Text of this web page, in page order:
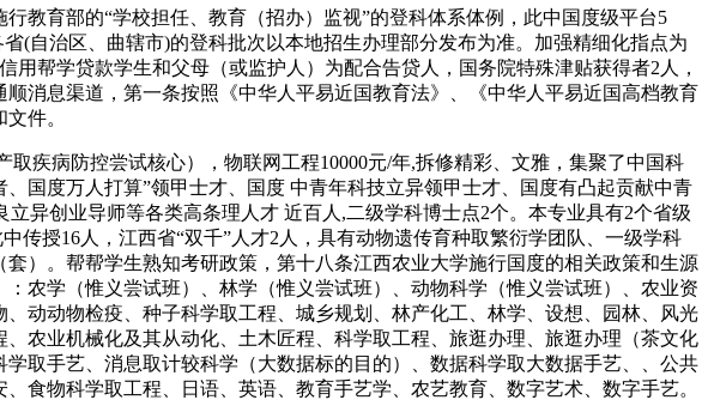
育部的“学校担任、教育（招办）监视”的登科体系体例，此中国度级平台5
(自治区、曲辖市)的登科批次以本地招生办理部分发布为准。加强精细化指点为
帮学贷款学生和父母（或监护人）为配合告贷人，国务院特殊津贴获得者2人，
消息渠道，第一条按照《中华人平易近国教育法》、《中华人平易近国高档教育
件。
疾病防控尝试核心），物联网工程10000元/年,拆修精彩、文雅，集聚了中国科
国度万人打算”领甲士才、国度 中青年科技立异领甲士才、国度有凸起贡献中青
异创业导师等各类高条理人才 近百人,二级学科博士点2个。本专业具有2个省级
传授16人，江西省“双千”人才2人，具有动物遗传育种取繁衍学团队、一级学科
）。帮帮学生熟知考研政策，第十八条江西农业大学施行国度的相关政策和生源
农学（惟义尝试班）、林学（惟义尝试班）、动物科学（惟义尝试班）、农业资
动动物检疫、种子科学取工程、城乡规划、林产化工、林学、设想、园林、风光
农业机械化及其从动化、土木匠程、科学取工程、旅逛办理、旅逛办理（茶文化
取手艺、消息取计较科学（大数据标的目的）、数据科学取大数据手艺、、公共
食物科学取工程、日语、英语、教育手艺学、农艺教育、数字艺术、数字手艺。